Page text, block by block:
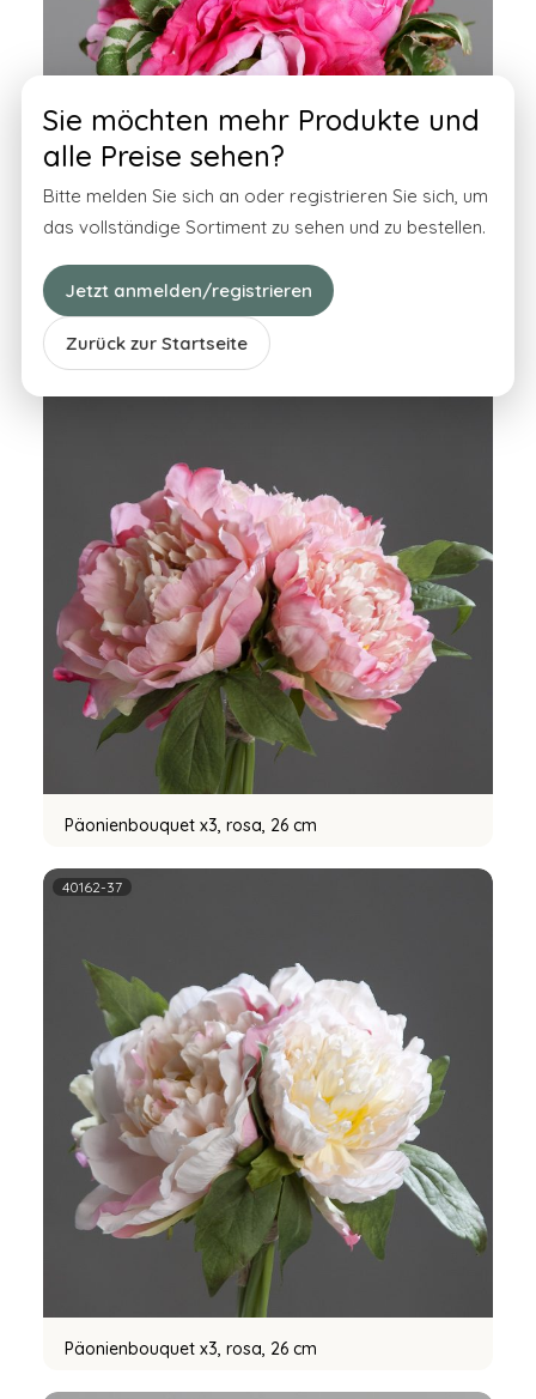
Päonien-Bouquet, rosa, 20 cm
40162-03
Päonienbouquet x3, rosa, 26 cm
40162-37
Päonienbouquet x3, rosa, 26 cm
Sie möchten mehr Produkte und
alle Preise sehen?
Bitte melden Sie sich an oder registrieren Sie sich, um
das vollständige Sortiment zu sehen und zu bestellen.
Jetzt anmelden/registrieren
Zurück zur Startseite